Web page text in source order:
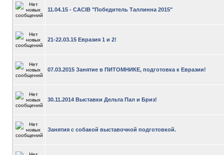
11.04.15 - CACIB "Победитель Таллинна 2015"
21-22.03.15 Евразия 1 и 2!
07.03.2015 Занятие в ПИТОМНИКЕ, подготовка к Евразии!
30.11.2014 Выставки Дельта Пал и Бриз!
Занятия с собакой выставочной подготовкой.